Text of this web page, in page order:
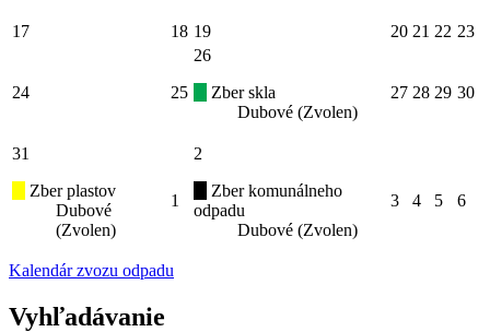
17 18 19 20 21 22 23
24 25
26
Zber skla
Dubové (Zvolen)
27 28 29 30
31
Zber plastov
Dubové
(Zvolen)
1
2
Zber komunálneho
odpadu
Dubové (Zvolen)
3 4 5 6
Kalendár zvozu odpadu
Vyhľadávanie